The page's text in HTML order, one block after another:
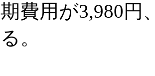
期費用が3,980円
る。